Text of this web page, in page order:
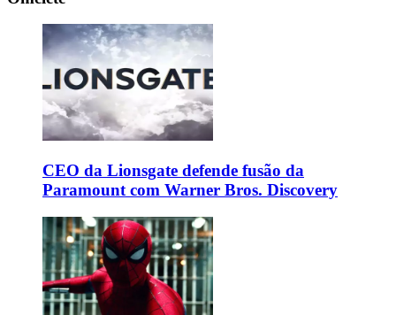
CEO da Lionsgate defende fusão da
Paramount com Warner Bros. Discovery